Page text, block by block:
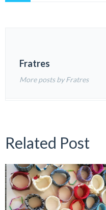
Fratres
More posts by Fratres
Related Post